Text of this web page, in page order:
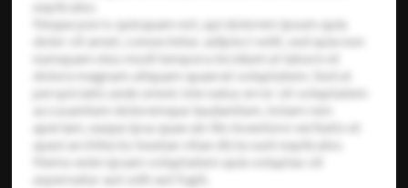
explicabo.
Neque porro quisquam est, qui dolorem ipsum quia
dolor sit amet, consectetur, adipisci velit, sed quia non
numquam eius modi tempora incidunt ut labore et
dolore magnam aliquam quaerat voluptatem. Sed ut
perspiciatis unde omnis iste natus error sit voluptatem
accusantium doloremque laudantium, totam rem
aperiam, eaque ipsa quae ab illo inventore veritatis et
quasi architecto beatae vitae dicta sunt explicabo.
Nemo enim ipsam voluptatem quia voluptas sit
aspernatur aut odit aut fugit,